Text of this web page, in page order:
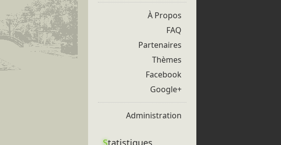
À Propos
FAQ
Partenaires
Thèmes
Facebook
Google+
Administration
Statistiques